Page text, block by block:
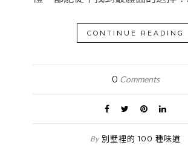
CONTINUE READING
0 Comments
By 別墅裡的 100 種味道